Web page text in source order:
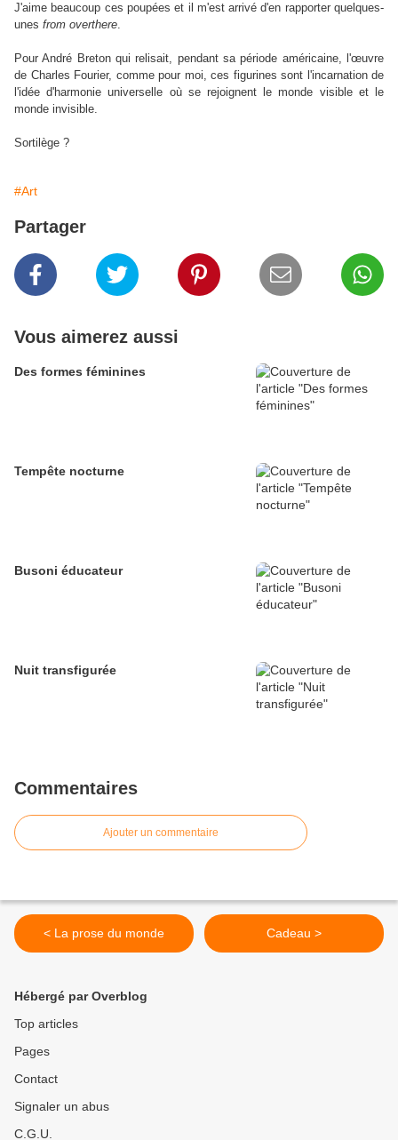
J'aime beaucoup ces poupées et il m'est arrivé d'en rapporter quelques-
unes from overthere.
Pour André Breton qui relisait, pendant sa période américaine, l'œuvre
de Charles Fourier, comme pour moi, ces figurines sont l'incarnation de
l'idée d'harmonie universelle où se rejoignent le monde visible et le
monde invisible.
Sortilège ?
#Art
Partager
Vous aimerez aussi
Des formes féminines
Tempête nocturne
Busoni éducateur
Nuit transfigurée
Commentaires
Ajouter un commentaire
< La prose du monde Cadeau >
Hébergé par Overblog
Top articles
Pages
Contact
Signaler un abus
C.G.U.